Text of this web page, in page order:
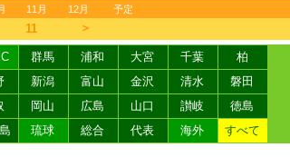
11月 12月 予定
11 ＞
群馬 浦和 大宮 千葉
柏
新潟 富山 金沢 清水
磐田
岡山 広島 山口 讃岐
徳島
琉球 総合 代表 海外 すべて